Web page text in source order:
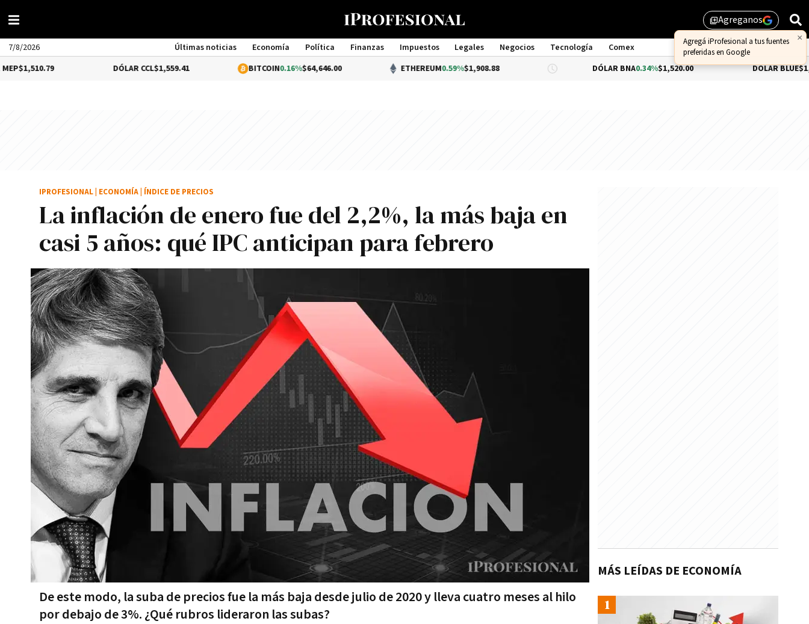
library_addAgreganos
7/8/2026 Últimas noticias Economía Política Finanzas Impuestos Legales Negocios Tecnología
Comex
Management
DÓLAR CCL$1,559.41 BITCOIN0.16%$64,646.00 ETHEREUM0.59%$1,908.88 DÓLAR BNA0.34%$1,520.00 DÓLAR BLUE$1,540.00
La inflación de enero fue del 2,2%, la más baja en
casi 5 años: qué IPC anticipan para febrero
De este modo, la suba de precios fue la más baja desde julio de 2020 y lleva cuatro meses al hilo
por debajo de 3%. ¿Qué rubros lideraron las subas?
IPROFESIONAL ECONOMÍA ÍNDICE DE PRECIOS
MÁS LEÍDAS DE ECONOMÍA